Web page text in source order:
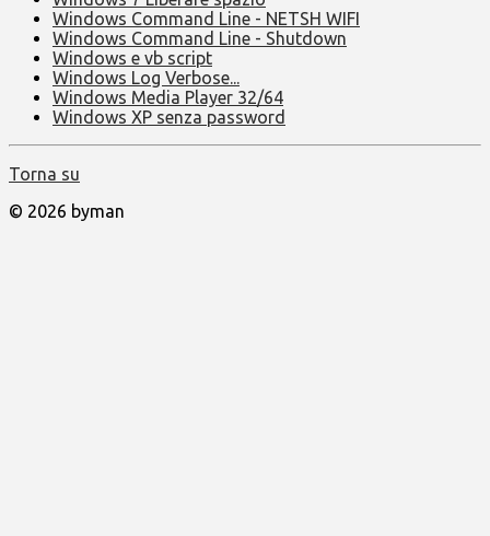
Windows Command Line - NETSH WIFI
Windows Command Line - Shutdown
Windows e vb script
Windows Log Verbose...
Windows Media Player 32/64
Windows XP senza password
Torna su
© 2026 byman